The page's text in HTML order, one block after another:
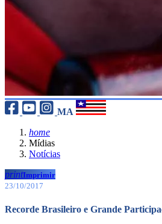
MA
home
Mídias
Notícias
printImprimir
23/10/2017
Recorde Brasileiro e Grande